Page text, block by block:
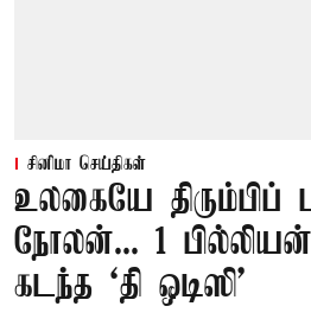
சினிமா செய்திகள்
உலகையே திரும்பிப்
நோலன்... 1
கடந்த ‘தி ஒடிஸி’